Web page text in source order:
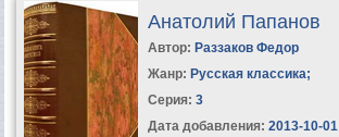
Анатолий Папанов
Автор: Раззаков Федор
Жанр: Русская классика;
Серия: 3
Дата добавления: 2013-10-01